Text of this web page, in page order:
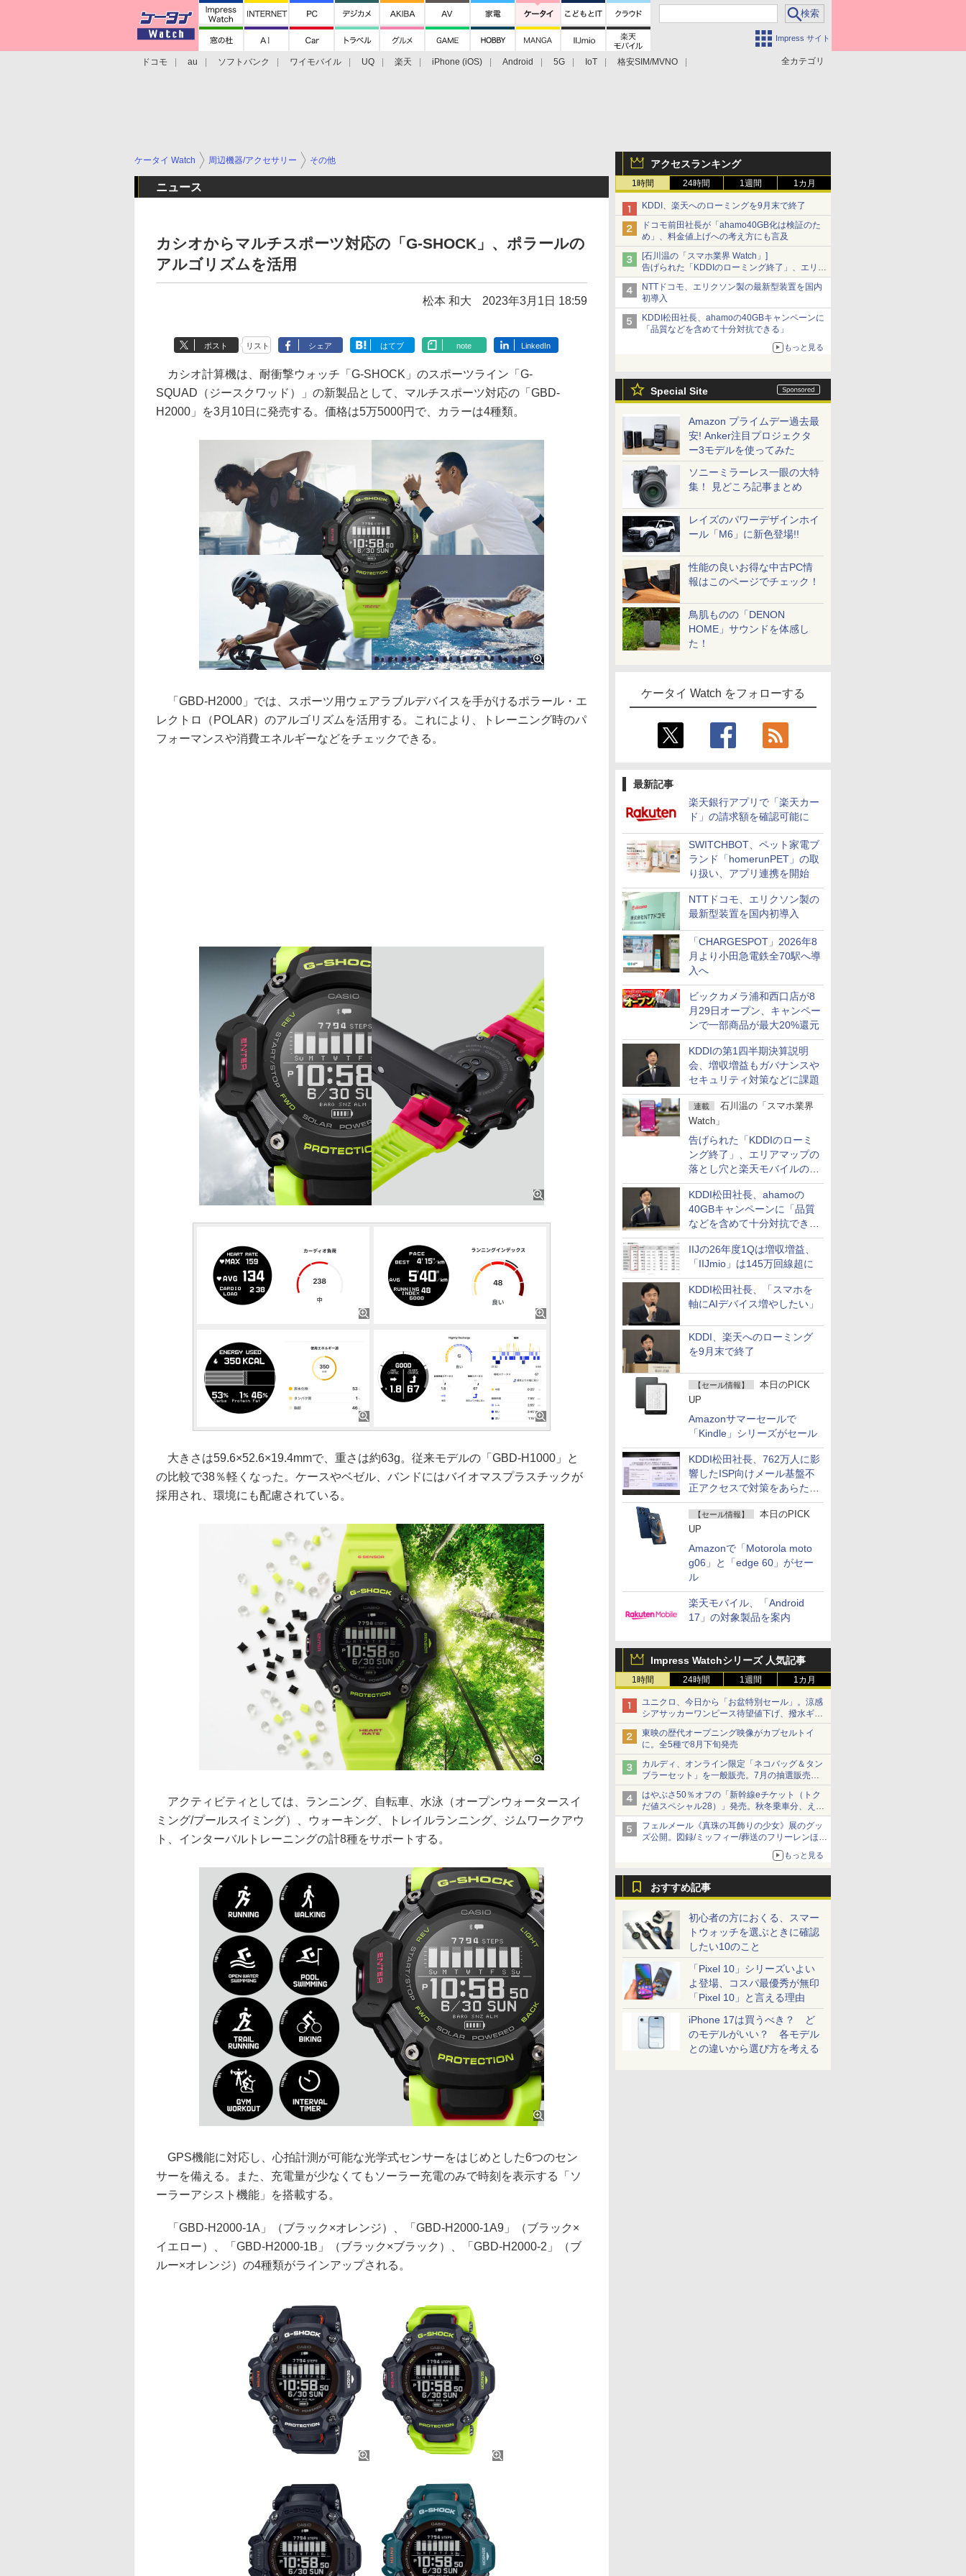
Impress サイト
全カテゴリ
ドコモ au ソフトバンク ワイモバイル UQ 楽天 iPhone (iOS) Android 5G IoT
格安SIM/MVNO
アクセスランキング
1時間 24時間 1週間 1カ月
KDDI、楽天へのローミングを9月末で終了
ドコモ前田社長が「ahamo40GB化は検証のた
め」、料金値上げへの考え方にも言及
[石川温の「スマホ業界 Watch」]
告げられた「KDDIのローミング終了」、エリア
マップの落とし穴と楽天モバイルの課題
NTTドコモ、エリクソン製の最新型装置を国内
初導入
KDDI松田社長、ahamoの40GBキャンペーンに
「品質などを含めて十分対抗できる」
もっと見る
Special Site
Amazon プライムデー過去最
安! Anker注目プロジェクタ
ー3モデルを使ってみた
ソニーミラーレス一眼の大特
集！ 見どころ記事まとめ
レイズのパワーデザインホイ
ール「M6」に新色登場!!
性能の良いお得な中古PC情
報はこのページでチェック！
鳥肌ものの「DENON
HOME」サウンドを体感し
た！
ケータイ Watch をフォローする
最新記事
楽天銀行アプリで「楽天カー
ド」の請求額を確認可能に
SWITCHBOT、ペット家電ブ
ランド「homerunPET」の取
り扱い、アプリ連携を開始
NTTドコモ、エリクソン製の
最新型装置を国内初導入
「CHARGESPOT」2026年8
月より小田急電鉄全70駅へ導
入へ
ビックカメラ浦和西口店が8
月29日オープン、キャンペー
ンで一部商品が最大20%還元
KDDIの第1四半期決算説明
会、増収増益もガバナンスや
セキュリティ対策などに課題
連載
石川温の「スマホ業界
Watch」
告げられた「KDDIのローミ
ング終了」、エリアマップの
落とし穴と楽天モバイルの課
題
KDDI松田社長、ahamoの
40GBキャンペーンに「品質
などを含めて十分対抗でき
る」
IIJの26年度1Qは増収増益、
「IIJmio」は145万回線超に
KDDI松田社長、「スマホを
軸にAIデバイス増やしたい」
KDDI、楽天へのローミング
を9月末で終了
【セール情報】
本日のPICK
UP
Amazonサマーセールで
「Kindle」シリーズがセール
KDDI松田社長、762万人に影
響したISP向けメール基盤不
正アクセスで対策をあらため
て説明
【セール情報】
本日のPICK
UP
Amazonで「Motorola moto
g06」と「edge 60」がセー
ル
楽天モバイル、「Android
17」の対象製品を案内
Impress Watchシリーズ 人気記事
1時間 24時間 1週間 1カ月
ユニクロ、今日から「お盆特別セール」。涼感
シアサッカーワンピース待望値下げ、撥水ギア
ショーツは1990円に
東映の歴代オープニング映像がカプセルトイ
に。全5種で8月下旬発売
カルディ、オンライン限定「ネコバッグ＆タン
ブラーセット」を一般販売。7月の抽選販売の
当選無効分
はやぶさ50％オフの「新幹線eチケット（トク
だ値スペシャル28）」発売。秋冬乗車分、えき
ねっと限定
フェルメール《真珠の耳飾りの少女》展のグッ
ズ公開。図録/ミッフィー/葬送のフリーレンほ
もっと見る
おすすめ記事
初心者の方におくる、スマー
トウォッチを選ぶときに確認
したい10のこと
「Pixel 10」シリーズいよい
よ登場、コスパ最優秀が無印
「Pixel 10」と言える理由
iPhone 17は買うべき？ ど
のモデルがいい？ 各モデル
との違いから選び方を考える
ケータイ Watch 周辺機器/アクセサリー その他
ニュース
カシオからマルチスポーツ対応の「G-SHOCK」、ポラールの
アルゴリズムを活用
松本 和大 2023年3月1日 18:59
ポスト リスト シェア はてブ note LinkedIn
カシオ計算機は、耐衝撃ウォッチ「G-SHOCK」のスポーツライン「G-
SQUAD（ジースクワッド）」の新製品として、マルチスポーツ対応の「GBD-
H2000」を3月10日に発売する。価格は5万5000円で、カラーは4種類。
「GBD-H2000」では、スポーツ用ウェアラブルデバイスを手がけるポラール・エ
レクトロ（POLAR）のアルゴリズムを活用する。これにより、トレーニング時のパ
フォーマンスや消費エネルギーなどをチェックできる。
大きさは59.6×52.6×19.4mmで、重さは約63g。従来モデルの「GBD-H1000」と
の比較で38％軽くなった。ケースやベゼル、バンドにはバイオマスプラスチックが
採用され、環境にも配慮されている。
アクティビティとしては、ランニング、自転車、水泳（オープンウォータースイ
ミング/プールスイミング）、ウォーキング、トレイルランニング、ジムワークアウ
ト、インターバルトレーニングの計8種をサポートする。
GPS機能に対応し、心拍計測が可能な光学式センサーをはじめとした6つのセン
サーを備える。また、充電量が少なくてもソーラー充電のみで時刻を表示する「ソ
ーラーアシスト機能」を搭載する。
「GBD-H2000-1A」（ブラック×オレンジ）、「GBD-H2000-1A9」（ブラック×
イエロー）、「GBD-H2000-1B」（ブラック×ブラック）、「GBD-H2000-2」（ブ
ルー×オレンジ）の4種類がラインアップされる。